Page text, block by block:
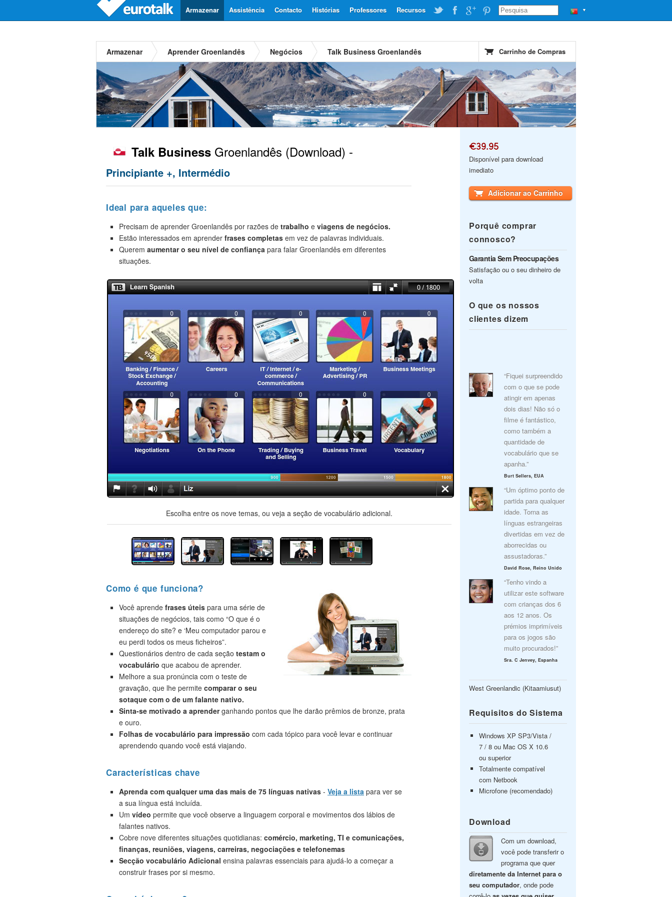
▼
Recursos
Professores
Histórias
Contacto
Assistência
Armazenar
Armazenar Aprender Groenlandês Negócios Talk Business Groenlandês Carrinho de Compras
Talk Business Groenlandês (Download) -
Principiante +, Intermédio
Ideal para aqueles que:
Precisam de aprender Groenlandês por razões de trabalho e viagens de negócios.
Estão interessados em aprender frases completas em vez de palavras individuais.
Querem aumentar o seu nível de confiança para falar Groenlandês em diferentes
situações.
Escolha entre os nove temas, ou veja a seção de vocabulário adicional.
Como é que funciona?
Você aprende frases úteis para uma série de
situações de negócios, tais como “O que é o
endereço do site? e ‘Meu computador parou e
eu perdi todos os meus ficheiros”.
Questionários dentro de cada seção testam o
vocabulário que acabou de aprender.
Melhore a sua pronúncia com o teste de
gravação, que lhe permite comparar o seu
sotaque com o de um falante nativo.
Sinta-se motivado a aprenderganhando pontos que lhe darão prêmios de bronze, prata
e ouro.
Folhas de vocabulário para impressão com cada tópico para você levar e continuar
aprendendo quando você está viajando.
Características chave
Aprenda com qualquer uma das mais de 75 línguas nativas - Veja a lista para ver se
a sua língua está incluída.
Um vídeo permite que você observe a linguagem corporal e movimentos dos lábios de
falantes nativos.
Cobre nove diferentes situações quotidianas: comércio, marketing, TI e comunicações,
finanças, reuniões, viagens, carreiras, negociações e telefonemas
Secção vocabulário Adicional ensina palavras essenciais para ajudá-lo a começar a
construir frases por si mesmo.
€39.95
Disponível para download
imediato
Adicionar ao Carrinho
Porquê comprar
connosco?
Garantia Sem Preocupações
Satisfação ou o seu dinheiro de
volta
O que os nossos
clientes dizem
“Fiquei surpreendido
com o que se pode
atingir em apenas
dois dias! Não só o
filme é fantástico,
como também a
quantidade de
vocabulário que se
apanha.”
Burt Sellers, EUA
“Um óptimo ponto de
partida para qualquer
idade. Torna as
línguas estrangeiras
divertidas em vez de
aborrecidas ou
assustadoras.”
David Rose, Reino Unido
“Tenho vindo a
utilizar este software
com crianças dos 6
aos 12 anos. Os
prémios imprimíveis
para os jogos são
muito procurados!”
Sra. C Jenvey, Espanha
West Greenlandic (Kitaamiusut)
Requisitos do Sistema
Windows XP SP3/Vista /
7 / 8 ou Mac OS X 10.6
ou superior
Totalmente compatível
com Netbook
Microfone (recomendado)
Download
Com um download,
você pode transferir o
programa que quer
diretamente da Internet para o
seu computador, onde pode